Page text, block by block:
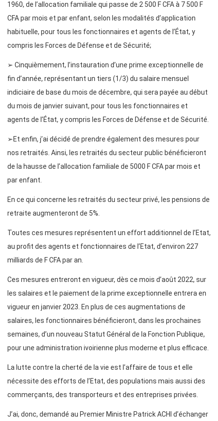
1960, de l’allocation familiale qui passe de 2 500 F CFA à 7 500 F
CFA par mois et par enfant, selon les modalités d’application
habituelle, pour tous les fonctionnaires et agents de l’État, y
compris les Forces de Défense et de Sécurité;
➢ Cinquièmement, l’instauration d’une prime exceptionnelle de
fin d’année, représentant un tiers (1/3) du salaire mensuel
indiciaire de base du mois de décembre, qui sera payée au début
du mois de janvier suivant, pour tous les fonctionnaires et
agents de l’État, y compris les Forces de Défense et de Sécurité.
➢Et enfin, j’ai décidé de prendre également des mesures pour
nos retraités. Ainsi, les retraités du secteur public bénéficieront
de la hausse de l’allocation familiale de 5000 F CFA par mois et
par enfant.
En ce qui concerne les retraités du secteur privé, les pensions de
retraite augmenteront de 5%.
Toutes ces mesures représentent un effort additionnel de l’Etat,
au profit des agents et fonctionnaires de l’Etat, d’environ 227
milliards de F CFA par an.
Ces mesures entreront en vigueur, dès ce mois d’août 2022, sur
les salaires et le paiement de la prime exceptionnelle entrera en
vigueur en janvier 2023. En plus de ces augmentations de
salaires, les fonctionnaires bénéficieront, dans les prochaines
semaines, d’un nouveau Statut Général de la Fonction Publique,
pour une administration ivoirienne plus moderne et plus efficace.
La lutte contre la cherté de la vie est l’affaire de tous et elle
nécessite des efforts de l’Etat, des populations mais aussi des
commerçants, des transporteurs et des entreprises privées.
J’ai, donc, demandé au Premier Ministre Patrick ACHI d’échanger